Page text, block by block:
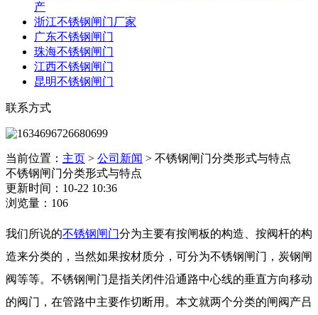
产
浙江不锈钢闸门厂家
广东不锈钢闸门
珠海不锈钢闸门
江西不锈钢闸门
昆明不锈钢闸门
联系方式
当前位置： 主页 > 公司新闻 > 不锈钢闸门分类形式与特点
不锈钢闸门分类形式与特点
更新时间：10-22 10:36
浏览量：106
我们所说的不锈钢闸门分为主要有按闸板的构造、按阀杆的构
造来分类的，当然如果按材质分，可分为不锈钢闸门，炭钢闸
阀等等。不锈钢闸门是指关闭件沿通路中心线的垂直方向移动
的阀门，在管路中主要作切断用。本文就两个分类的闸阀产吕